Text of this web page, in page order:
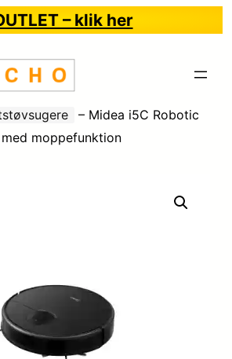
– klik her
– Midea i5C Robotic
moppefunktion